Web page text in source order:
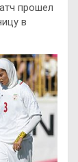
прошел
в